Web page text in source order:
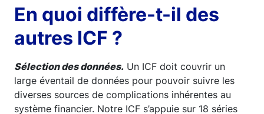
En quoi diffère-t-il des
autres ICF ?
Sélection des données. Un ICF doit couvrir un
large éventail de données pour pouvoir suivre les
diverses sources de complications inhérentes au
système financier. Notre ICF s’appuie sur 18 séries